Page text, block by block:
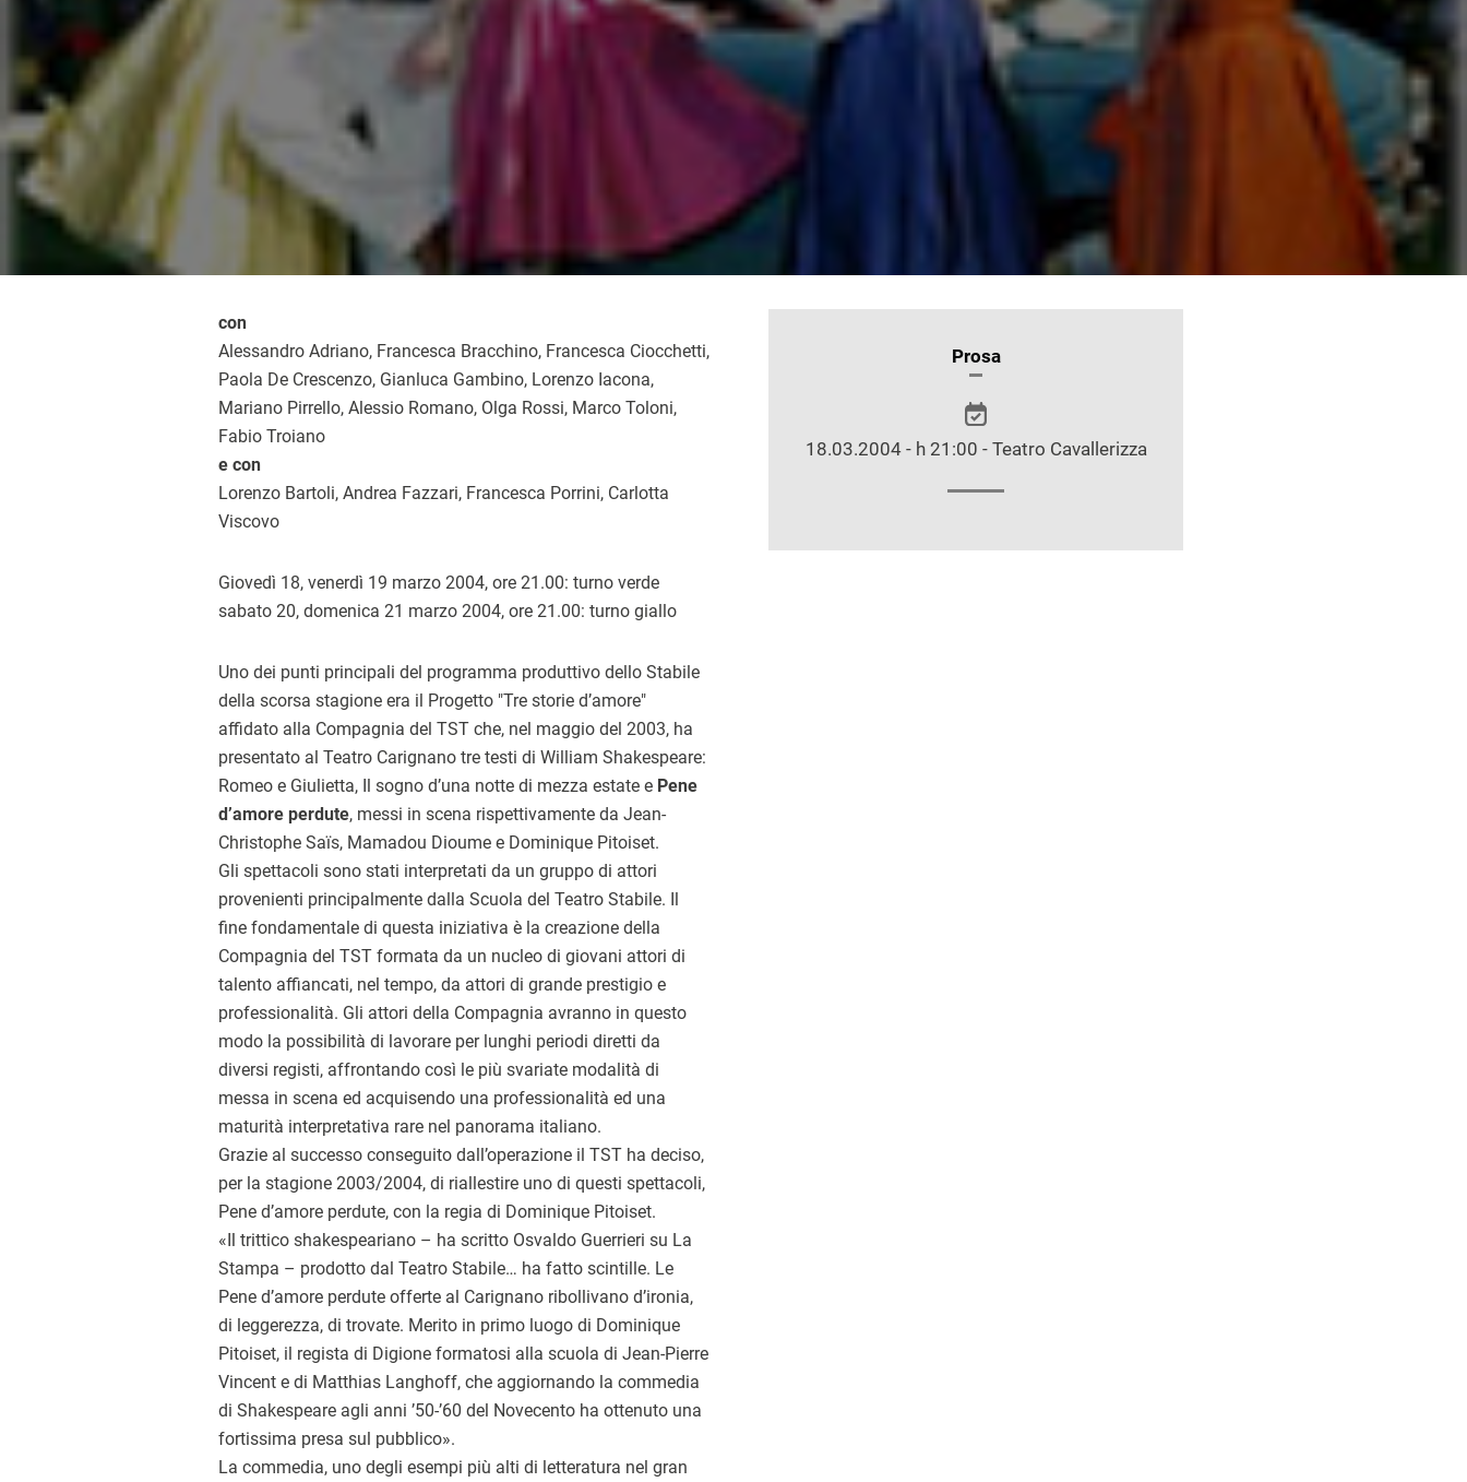
con
Alessandro Adriano, Francesca Bracchino, Francesca Ciocchetti,
Paola De Crescenzo, Gianluca Gambino, Lorenzo Iacona,
Mariano Pirrello, Alessio Romano, Olga Rossi, Marco Toloni,
Fabio Troiano
e con
Lorenzo Bartoli, Andrea Fazzari, Francesca Porrini, Carlotta
Viscovo
Giovedì 18, venerdì 19 marzo 2004, ore 21.00: turno verde
sabato 20, domenica 21 marzo 2004, ore 21.00: turno giallo
Uno dei punti principali del programma produttivo dello Stabile
della scorsa stagione era il Progetto "Tre storie d’amore"
affidato alla Compagnia del TST che, nel maggio del 2003, ha
presentato al Teatro Carignano tre testi di William Shakespeare:
Romeo e Giulietta, Il sogno d’una notte di mezza estate e Pene
d’amore perdute, messi in scena rispettivamente da Jean-
Christophe Saïs, Mamadou Dioume e Dominique Pitoiset.
Gli spettacoli sono stati interpretati da un gruppo di attori
provenienti principalmente dalla Scuola del Teatro Stabile. Il
fine fondamentale di questa iniziativa è la creazione della
Compagnia del TST formata da un nucleo di giovani attori di
talento affiancati, nel tempo, da attori di grande prestigio e
professionalità. Gli attori della Compagnia avranno in questo
modo la possibilità di lavorare per lunghi periodi diretti da
diversi registi, affrontando così le più svariate modalità di
messa in scena ed acquisendo una professionalità ed una
maturità interpretativa rare nel panorama italiano.
Grazie al successo conseguito dall’operazione il TST ha deciso,
per la stagione 2003/2004, di riallestire uno di questi spettacoli,
Pene d’amore perdute, con la regia di Dominique Pitoiset.
«Il trittico shakespeariano – ha scritto Osvaldo Guerrieri su La
Stampa – prodotto dal Teatro Stabile… ha fatto scintille. Le
Pene d’amore perdute offerte al Carignano ribollivano d’ironia,
di leggerezza, di trovate. Merito in primo luogo di Dominique
Pitoiset, il regista di Digione formatosi alla scuola di Jean-Pierre
Vincent e di Matthias Langhoff, che aggiornando la commedia
di Shakespeare agli anni ’50-’60 del Novecento ha ottenuto una
fortissima presa sul pubblico».
La commedia, uno degli esempi più alti di letteratura nel gran
INFORMAZIONIProsa
18.03.2004 - h 21:00 - Teatro Cavallerizza